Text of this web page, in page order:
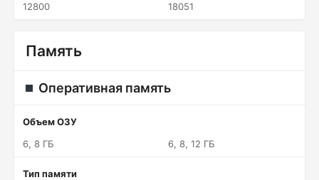
12800
18051
Память
Оперативная память
Объем ОЗУ
6, 8 ГБ
6, 8, 12 ГБ
Тип памяти